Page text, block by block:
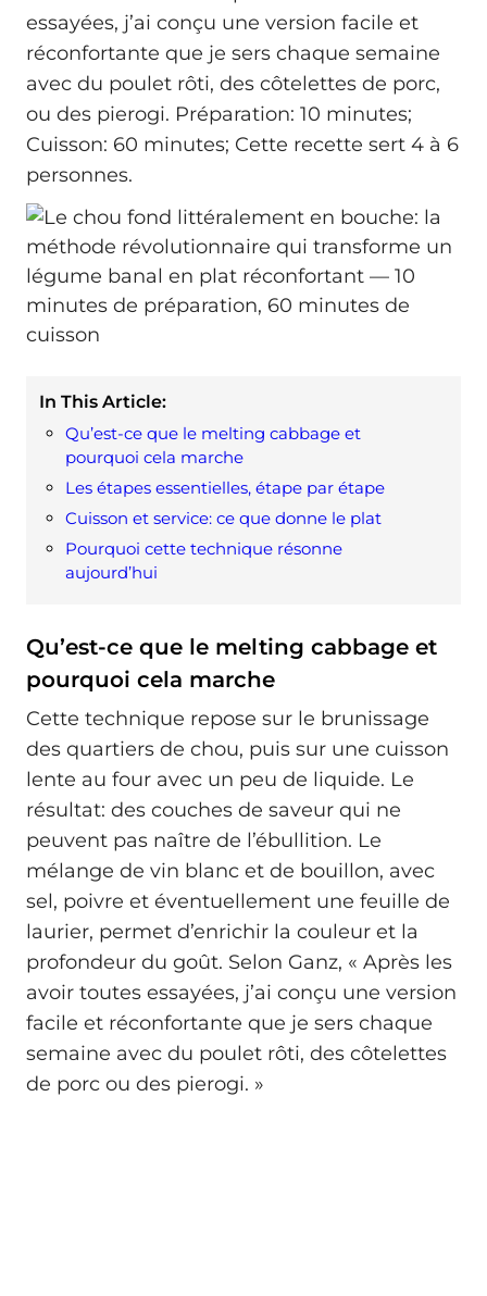
essayées, j’ai conçu une version facile et
réconfortante que je sers chaque semaine
avec du poulet rôti, des côtelettes de porc,
ou des pierogi. Préparation: 10 minutes;
Cuisson: 60 minutes; Cette recette sert 4 à 6
personnes.
In This Article:
Qu’est-ce que le melting cabbage et
pourquoi cela marche
Les étapes essentielles, étape par étape
Cuisson et service: ce que donne le plat
Pourquoi cette technique résonne
aujourd’hui
Qu’est-ce que le melting cabbage et
pourquoi cela marche
Cette technique repose sur le brunissage
des quartiers de chou, puis sur une cuisson
lente au four avec un peu de liquide. Le
résultat: des couches de saveur qui ne
peuvent pas naître de l’ébullition. Le
mélange de vin blanc et de bouillon, avec
sel, poivre et éventuellement une feuille de
laurier, permet d’enrichir la couleur et la
profondeur du goût. Selon Ganz, « Après les
avoir toutes essayées, j’ai conçu une version
facile et réconfortante que je sers chaque
semaine avec du poulet rôti, des côtelettes
de porc ou des pierogi. »